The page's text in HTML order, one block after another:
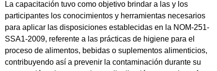
La capacitación tuvo como objetivo brindar a las y los
participantes los conocimientos y herramientas necesarios
para aplicar las disposiciones establecidas en la NOM-251-
SSA1-2009, referente a las prácticas de higiene para el
proceso de alimentos, bebidas o suplementos alimenticios,
contribuyendo así a prevenir la contaminación durante su